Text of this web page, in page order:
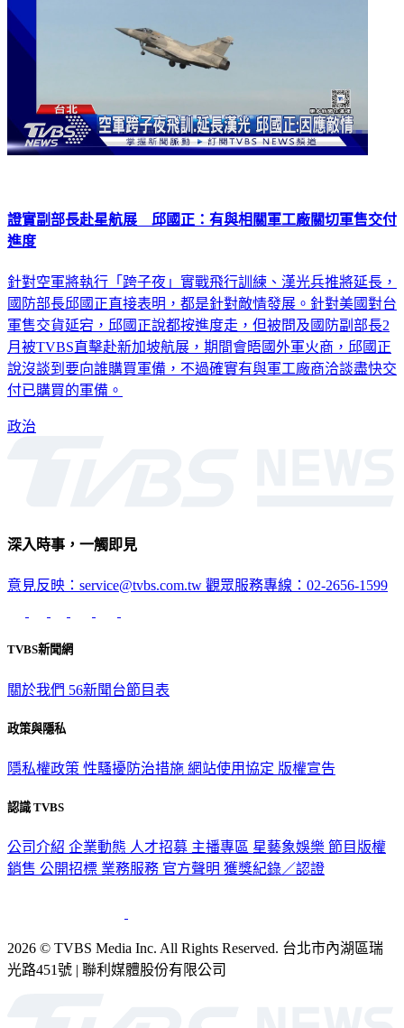
證實副部長赴星航展 邱國正：有與相關軍工廠關切軍售交付
進度
針對空軍將執行「跨子夜」實戰飛行訓練、漢光兵推將延長，
國防部長邱國正直接表明，都是針對敵情發展。針對美國對台
軍售交貨延宕，邱國正說都按進度走，但被問及國防副部長2
月被TVBS直擊赴新加坡航展，期間會晤國外軍火商，邱國正
說沒談到要向誰購買軍備，不過確實有與軍工廠商洽談盡快交
付已購買的軍備。
政治
深入時事，一觸即見
意見反映：service@tvbs.com.tw 觀眾服務專線：02-2656-1599
TVBS新聞網
關於我們 56新聞台節目表
政策與隱私
隱私權政策 性騷擾防治措施 網站使用協定 版權宣告
認識 TVBS
公司介紹 企業動態 人才招募 主播專區 星藝象娛樂 節目版權
銷售 公開招標 業務服務 官方聲明 獲獎紀錄／認證
2026 © TVBS Media Inc. All Rights Reserved. 台北市內湖區瑞
光路451號 | 聯利媒體股份有限公司